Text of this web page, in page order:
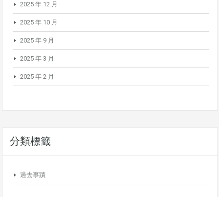
2025 年 12 月
2025 年 10 月
2025 年 9 月
2025 年 3 月
2025 年 2 月
分類標籤
過去事蹟